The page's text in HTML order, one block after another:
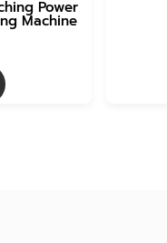
Power
Machine